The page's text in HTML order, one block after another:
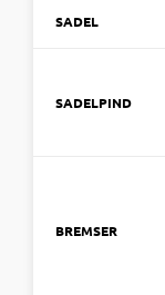
SADEL
SADELPIND
BREMSER